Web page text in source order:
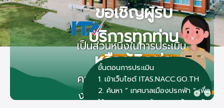
สแ
เพื่
เทศบาลเมืองปรกฟ้า
ขอเชิญผู้รับ
บริการทุกท่าน
หรือผู้ติดต่อ
หน่วยงานรัฐ
เป็นส่วนหนึ่งในการประเมิน
คุณธรรมและ
ความโปร่งใสในการดำเนิน
งานของหน่วยงานภาครัฐ
ขั้นตอนการประเมิน
1. เข้าเว็บไซต์ ITAS.NACC.GO.TH
2. ค้นหา ” เทศบาลเมืองปรกฟ้า ” เพื่อ
ให้คะแนนและตอบข้อมูลแบบวัดการรับ